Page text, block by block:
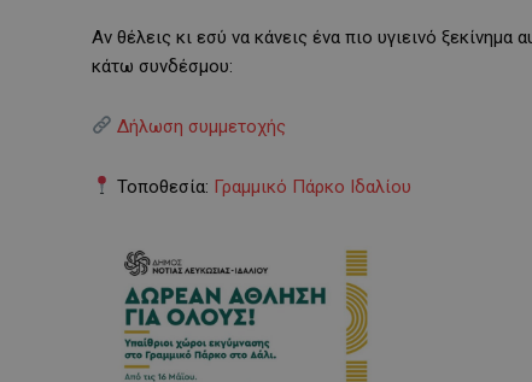
Αν θέλεις κι εσύ να κάνεις ένα πιο υγιεινό
κάτω συνδέσμου:
Δήλωση συμμετοχής
Τοποθεσία: Γραμμικό Πάρκο Ιδαλίου